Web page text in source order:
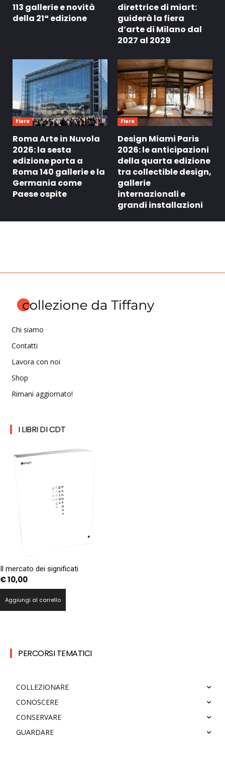
113 gallerie e novità
della 21ª edizione
direttrice di miart:
guiderà la fiera
d’arte di Milano dal
2027 al 2029
Fiere
Roma Arte in Nuvola
2026: la sesta
edizione porta a
Roma 140 gallerie e la
Germania come
Paese ospite
Fiere
Design Miami Paris
2026: le anticipazioni
della quarta edizione
tra collectible design,
gallerie
internazionali e
grandi installazioni
Chi siamo
Contatti
Lavora con noi
Shop
Rimani aggiornato!
I LIBRI DI CDT
Il mercato dei significati
€10,00
Aggiungi al carrello
PERCORSI TEMATICI
COLLEZIONARE
CONOSCERE
CONSERVARE
GUARDARE